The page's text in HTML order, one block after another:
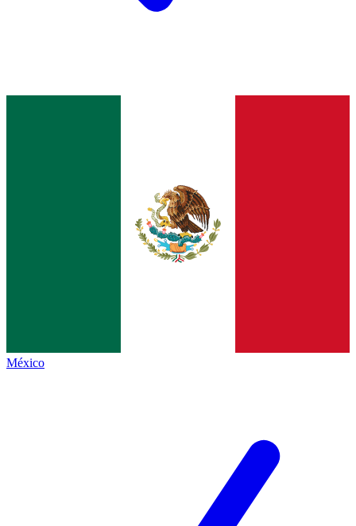
México